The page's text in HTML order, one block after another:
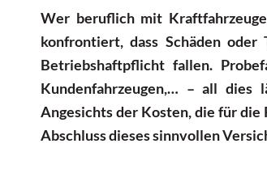
Wer beruflich mit
konfrontiert, dass Schäden
Betriebshaftpflicht fallen.
Kundenfahrzeugen,… – all dies
Angesichts der Kosten, die für die
Abschluss dieses sinnvollen